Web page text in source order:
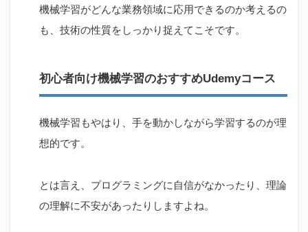
／超初
心者の
ための
機械学
ネスモ
デル立
1.2.2
【ビジ
機械学習がどんな業務領域に応用できるのか考えるの
も、技術の性質をしっかり捉えてこそです。
初心者向け機械学習のおすすめUdemyコース
機械学習もやはり、手を動かしながら学習するのが理
想的です。
とは言え、プログラミングに自信がなかったり、理論
の理解に不安があったりしますよね。